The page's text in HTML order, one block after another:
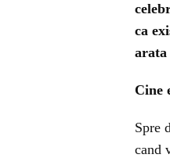
ca
arata
Cine
Spre
cand